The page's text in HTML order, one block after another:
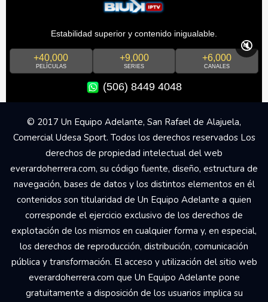
Estabilidad superior y contenido inigualable.
+40,000
PELÍCULAS
+9,000
SERIES
+6,000
CANALES
(506) 8449 4048
🔇
© 2017 Un Equipo Adelante, San Rafael de Alajuela,
Comercial Udesa Sport. Todos los derechos reservados Los
derechos de propiedad intelectual del web
everardoherrera.com, su código fuente, diseño, estructura de
navegación, bases de datos y los distintos elementos en él
contenidos son titularidad de Un Equipo Adelante a quien
corresponde el ejercicio exclusivo de los derechos de
explotación de los mismos en cualquier forma y, en especial,
los derechos de reproducción, distribución, comunicación
pública y transformación. El acceso y utilización del sitio web
everardoherrera.com que Un Equipo Adelante pone
gratuitamente a disposición de los usuarios implica su